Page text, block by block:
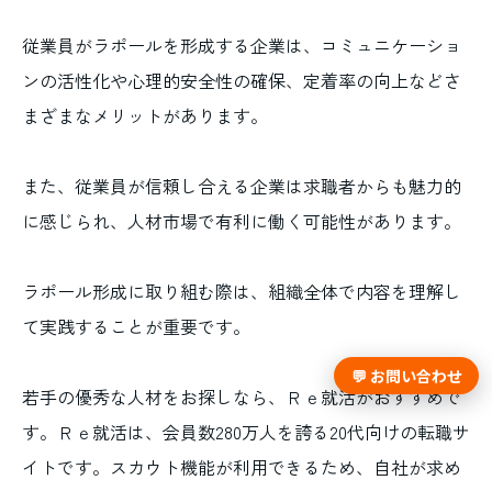
従業員がラポールを形成する企業は、コミュニケーショ
ンの活性化や心理的安全性の確保、定着率の向上などさ
まざまなメリットがあります。
また、従業員が信頼し合える企業は求職者からも魅力的
に感じられ、人材市場で有利に働く可能性があります。
ラポール形成に取り組む際は、組織全体で内容を理解し
て実践することが重要です。
若手の優秀な人材をお探しなら、Ｒｅ就活がおすすめで
す。Ｒｅ就活は、会員数280万人を誇る20代向けの転職サ
イトです。スカウト機能が利用できるため、自社が求め
💬 お問い合わせ